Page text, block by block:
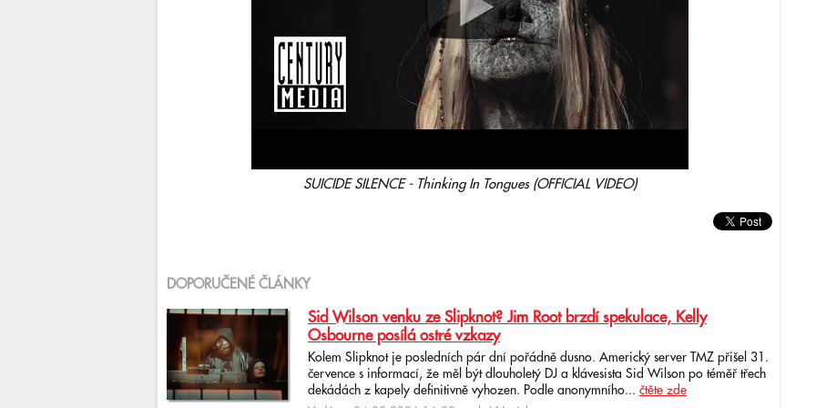
SUICIDE SILENCE - Thinking In Tongues (OFFICIAL VIDEO)
DOPORUČENÉ ČLÁNKY
Sid Wilson venku ze Slipknot? Jim Root brzdí spekulace, Kelly
Osbourne posílá ostré vzkazy
Kolem Slipknot je posledních pár dní pořádně dusno. Americký server TMZ přišel 31.
července s informací, že měl být dlouholetý DJ a klávesista Sid Wilson po téměř třech
dekádách z kapely definitivně vyhozen. Podle anonymního... čtěte zde